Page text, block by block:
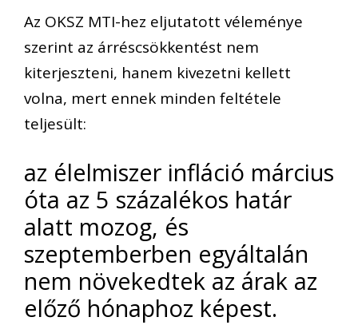
Az OKSZ MTI-hez eljutatott véleménye
szerint az árréscsökkentést nem
kiterjeszteni, hanem kivezetni kellett
volna, mert ennek minden feltétele
teljesült:
az élelmiszer infláció március
óta az 5 százalékos határ
alatt mozog, és
szeptemberben egyáltalán
nem növekedtek az árak az
előző hónaphoz képest.